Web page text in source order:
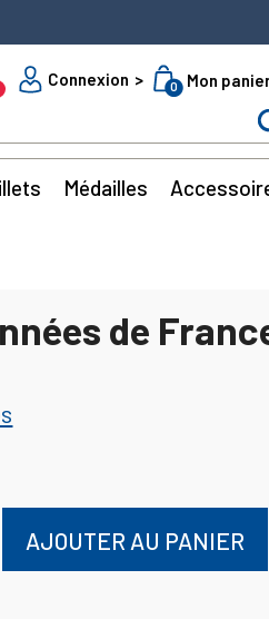
Connexion 0 Mon
Médailles
de
AJOUTER AU PANIER